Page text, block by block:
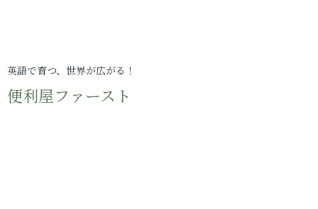
英語で育つ、世界が広がる！
便利屋ファースト